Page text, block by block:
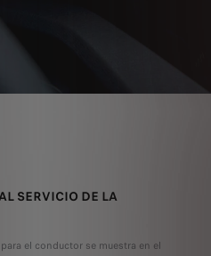
SERVICIO DE LA
el conductor se muestra en el